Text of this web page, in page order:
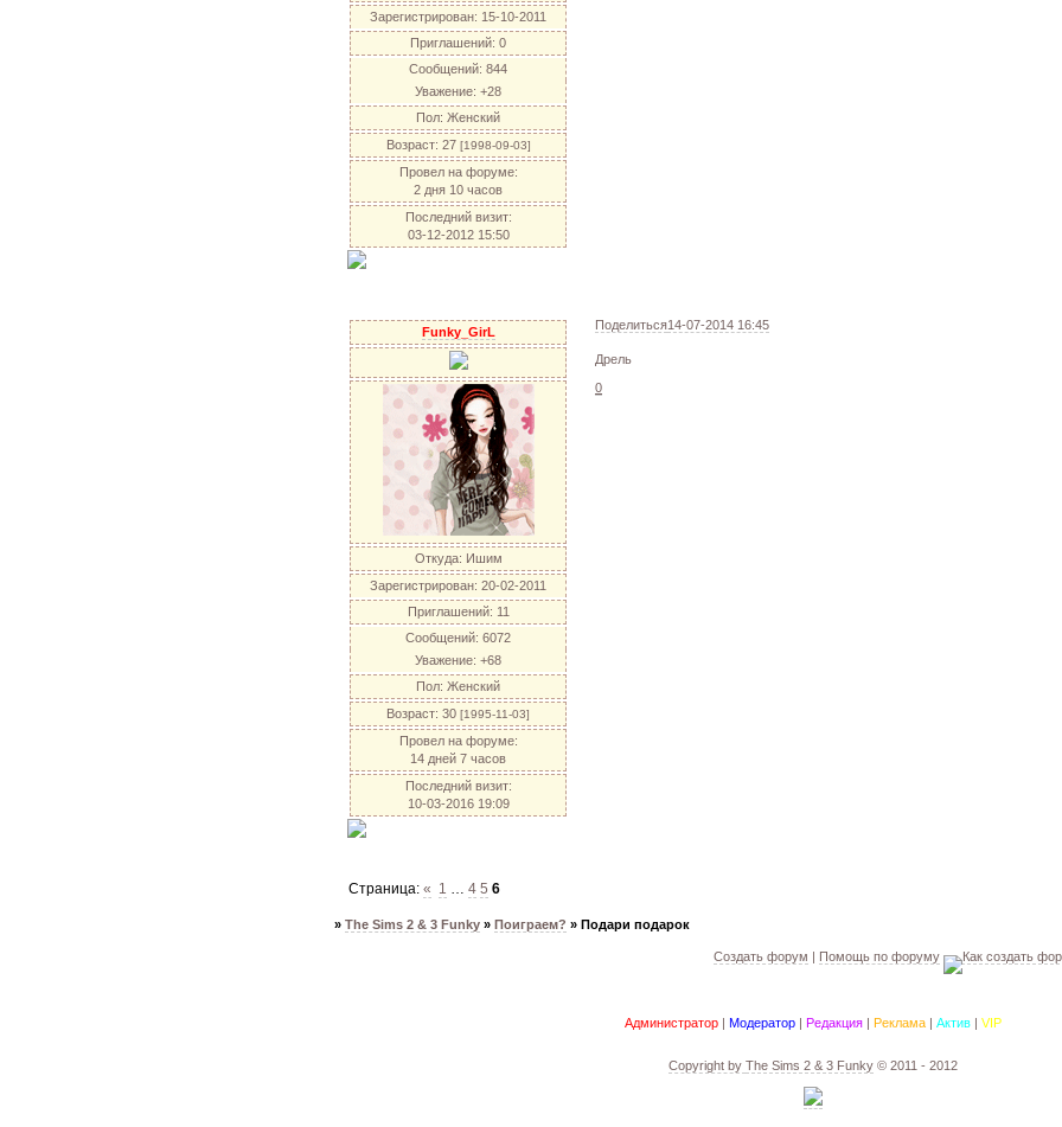
Зарегистрирован: 15-10-2011
Приглашений: 0
Сообщений: 844
Уважение: +28
Пол: Женский
Возраст: 27 [1998-09-03]
Провел на форуме:
2 дня 10 часов
Последний визит:
03-12-2012 15:50
Поделиться14-07-2014 16:45
Funky_GirL
Откуда: Ишим
Зарегистрирован: 20-02-2011
Приглашений: 11
Сообщений: 6072
Уважение: +68
Пол: Женский
Возраст: 30 [1995-11-03]
Провел на форуме:
14 дней 7 часов
Последний визит:
10-03-2016 19:09
Дрель
0
Страница:« 1 4 5 6
» The Sims 2 & 3 Funky » Поиграем? » Подари подарок
Создать форум | Помощь по форуму
Администратор | Модератор | Редакция | Реклама | Актив | VIP
Copyright by The Sims 2 & 3 Funky © 2011 - 2012